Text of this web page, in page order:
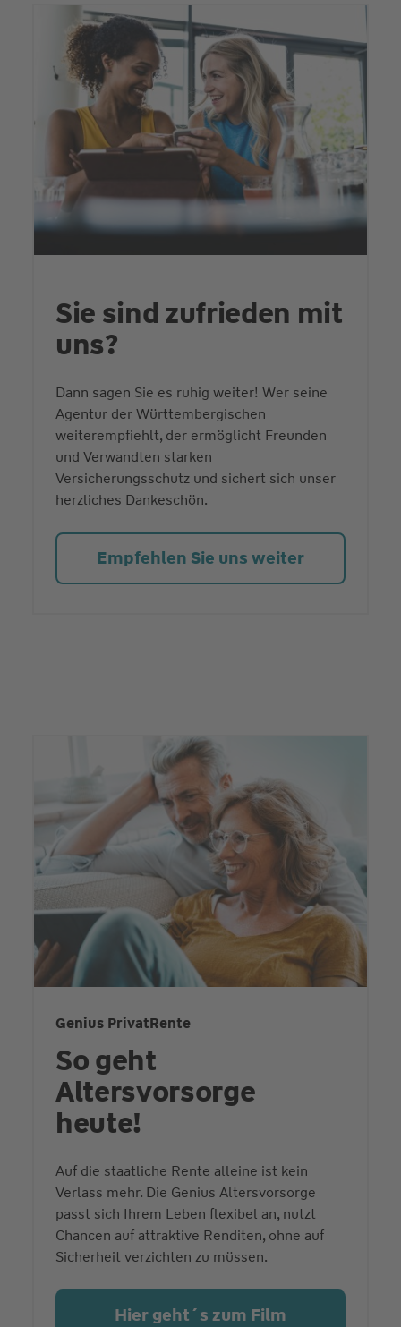
Sie sind zufrieden mit
uns?
Dann sagen Sie es ruhig weiter! Wer seine
Agentur der Württembergischen
weiterempfiehlt, der ermöglicht Freunden
und Verwandten starken
Versicherungsschutz und sichert sich unser
herzliches Dankeschön.
Empfehlen Sie uns weiter
Genius PrivatRente
So geht
Altersvorsorge
heute!
Auf die staatliche Rente alleine ist kein
Verlass mehr. Die Genius Altersvorsorge
passt sich Ihrem Leben flexibel an, nutzt
Chancen auf attraktive Renditen, ohne auf
Sicherheit verzichten zu müssen.
Hier geht´s zum Film